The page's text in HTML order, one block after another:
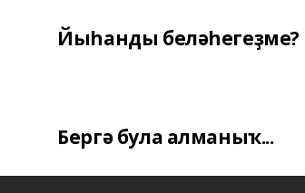
Йыһанды беләһегеҙме?
Бергә була алманыҡ...